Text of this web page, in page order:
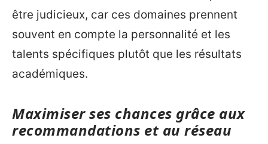
être judicieux, car ces domaines prennent
souvent en compte la personnalité et les
talents spécifiques plutôt que les résultats
académiques.
Maximiser ses chances grâce aux
recommandations et au réseau